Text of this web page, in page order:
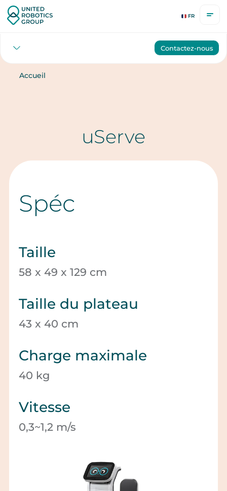
FR
Contactez-nous
Accueil
uServe
Spéc
Taille
58 x 49 x 129 cm
Taille du plateau
43 x 40 cm
Charge maximale
40 kg
Vitesse
0,3~1,2 m/s